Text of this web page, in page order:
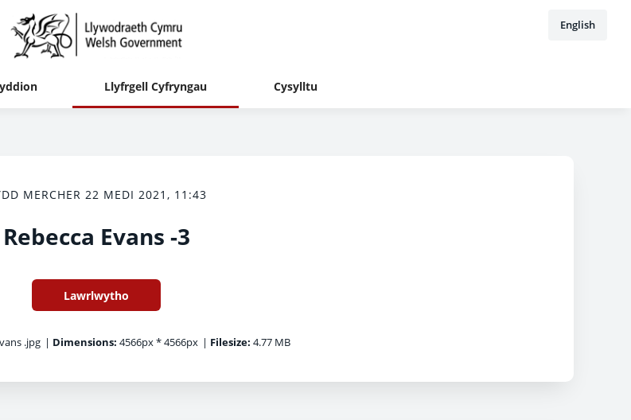
English
Llyfrgell Cyfryngau Cysylltu
MERCHER 22 MEDI 2021, 11:43
Rebecca Evans -3
Lawrlwytho
.jpg | Dimensions: 4566px * 4566px | Filesize: 4.77 MB